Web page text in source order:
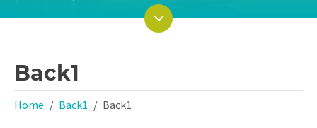
Back1
Home Back1 Back1